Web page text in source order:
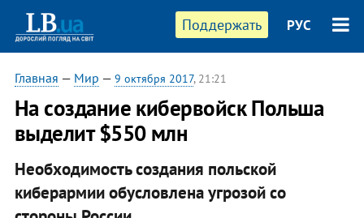
Поддержать РУС
Главная — Мир — 9 октября 2017, 21:21
На создание кибервойск Польша
выделит $550 млн
Необходимость создания польской
киберармии обусловлена угрозой со